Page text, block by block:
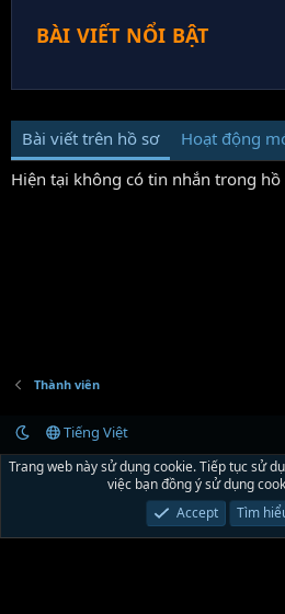
BÀI VIẾT NỔI BẬT
Bài viết trên hồ sơ Hoạt động
Hiện tại không có tin nhắn trong hồ
Thành viên
Tiếng Việt
Liên hệ
Quy định và Nội quy Chính
Community platform by XenForo® © 2010-
Xenforo Theme © by ©XenTR
Trang web này sử dụng cookie. Tiếp tục sử
việc bạn đồng ý sử dụng
Accept
Tìm